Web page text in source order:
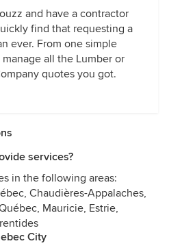
and have a contractor
find that requesting a
ever. From one simple
all the Lumber or
quotes you got.
services?
in the following areas:
Chaudières-Appalaches,
Mauricie, Estrie,
City